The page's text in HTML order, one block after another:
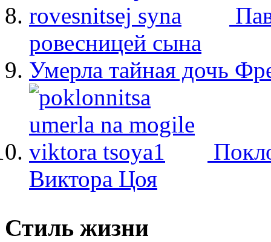
ровесницей сына
Умерла тайная дочь
Виктора Цоя
Стиль жизни